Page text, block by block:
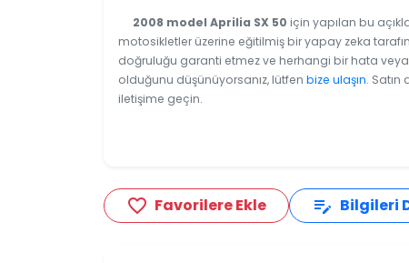
2008 model Aprilia SX 50 için yapılan bu
motosikletler üzerine eğitilmiş bir yapay zeka
doğruluğu garanti etmez ve herhangi bir hata veya
olduğunu düşünüyorsanız, lütfen bize ulaşın.
iletişime geçin.
favorite_border Favorilere Ekle edit_note Bilgileri